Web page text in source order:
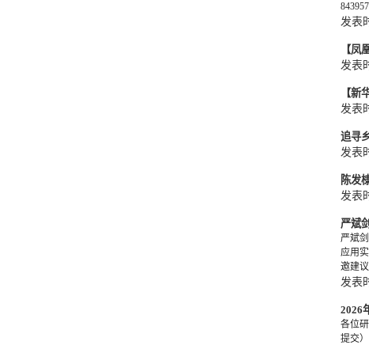
发表
【凤
发表
【新
发表
追寻
发表
陈发
发表
严斌
严斌
应用
邀建
发表
2026
各位
提交